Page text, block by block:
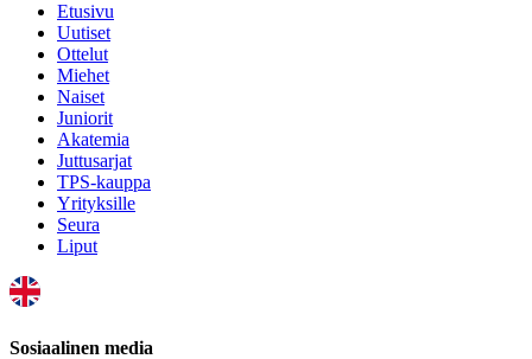
Etusivu
Uutiset
Ottelut
Miehet
Naiset
Juniorit
Akatemia
Juttusarjat
TPS-kauppa
Yrityksille
Seura
Liput
Sosiaalinen media